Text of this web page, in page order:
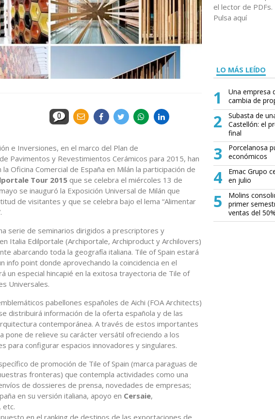
0
e Inversiones, en el marco del Plan de
Pavimentos y Revestimientos Cerámicos para 2015, han
Oficina Comercial de España en Milán la participación de
Tour 2015 que se celebra el miércoles 13 de
se inauguró la Exposición Universal de Milán que
de visitantes y que se celebra bajo el lema “Alimentar
serie de seminarios dirigidos a prescriptores y
Italia Edilportale (Archiportale, Archiproduct y Archilovers)
abarcando toda la geografía italiana. Tile of Spain estará
info point donde aprovechando la coincidencia en el
un especial hincapié en la exitosa trayectoria de Tile of
Universales.
pabellones españoles de Aichi (FOA Architects)
distribuirá información de la oferta española y de las
contemporánea. A través de estos importantes
pone de relieve su carácter versátil ofreciendo a los
para configurar espacios innovadores y singulares.
de promoción de Tile of Spain (marca paraguas de
fronteras) que contempla actividades como una
de dossieres de prensa, novedades de empresas;
en su versión italiana, apoyo en Cersaie,
, etc.
en el ranking de destinos de las exportaciones de
el lector de PDFs.
Pulsa aquí
LO MÁS LEÍDO
1
Una empresa
cambia de
2
Subasta de
Castellón: el
final
3
Porcelanosa
económicos
4
Emac Grupo
en julio
5
Molins
primer
ventas del 50%